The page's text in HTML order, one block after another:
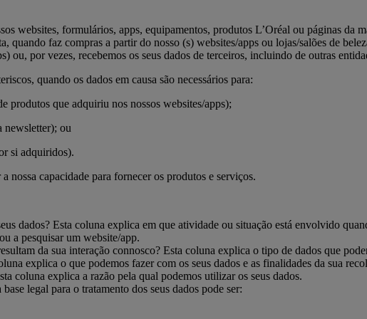
websites, formulários, apps, equipamentos, produtos L’Oréal ou páginas da
faz compras a partir do nosso (s) websites/apps ou lojas/salões de
ou, por vezes, recebemos os seus dados de terceiros, incluindo de outras
quando os dados em causa são necessários para:
produtos que adquiriu nos nossos websites/apps);
newsletter); ou
si adquiridos).
nossa capacidade para fornecer os produtos e serviços.
dados? Esta coluna explica em que atividade ou situação está envolvido
a pesquisar um website/app.
da sua interação connosco? Esta coluna explica o tipo de dados que
explica o que podemos fazer com os seus dados e as finalidades da sua
coluna explica a razão pela qual podemos utilizar os seus dados.
legal para o tratamento dos seus dados pode ser: